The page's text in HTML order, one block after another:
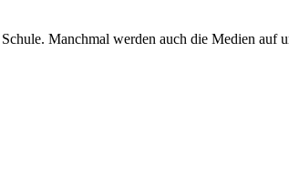
Manchmal werden auch die Medien auf